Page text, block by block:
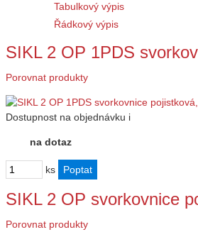
Tabulkový výpis
Řádkový výpis
SIKL 2 OP 1PDS
Porovnat produkty
Dostupnost na objednávku i
na dotaz
ks
SIKL 2 OP svorkovnice
Porovnat produkty